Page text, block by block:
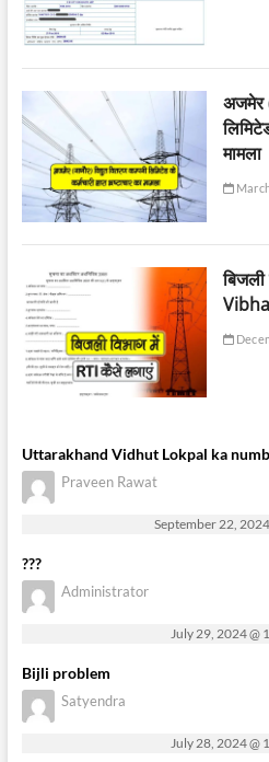
अजमेर
मामला
Uttarakhand Vidhut Lokpal ka
Praveen Rawat
September 22,
???
Administrator
July 29, 2024 @
Bijli problem
Satyendra
July 28, 2024 @